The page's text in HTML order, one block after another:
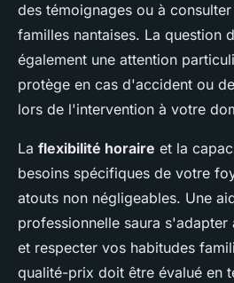
des témoignages ou à
familles nantaises. La question
également une attention
protège en cas d'accident ou
lors de l'intervention à votre
La flexibilité horaire et la
besoins spécifiques de votre
atouts non négligeables. Une
professionnelle saura
et respecter vos habitudes
qualité-prix doit être évalué en